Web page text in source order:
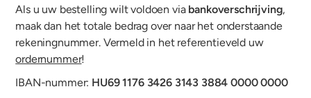
Als u uw bestelling wilt voldoen via bankoverschrijving,
maak dan het totale bedrag over naar het onderstaande
rekeningnummer. Vermeld in het referentieveld uw
ordernummer!
IBAN-nummer: HU69 1176 3426 3143 3884 0000 0000